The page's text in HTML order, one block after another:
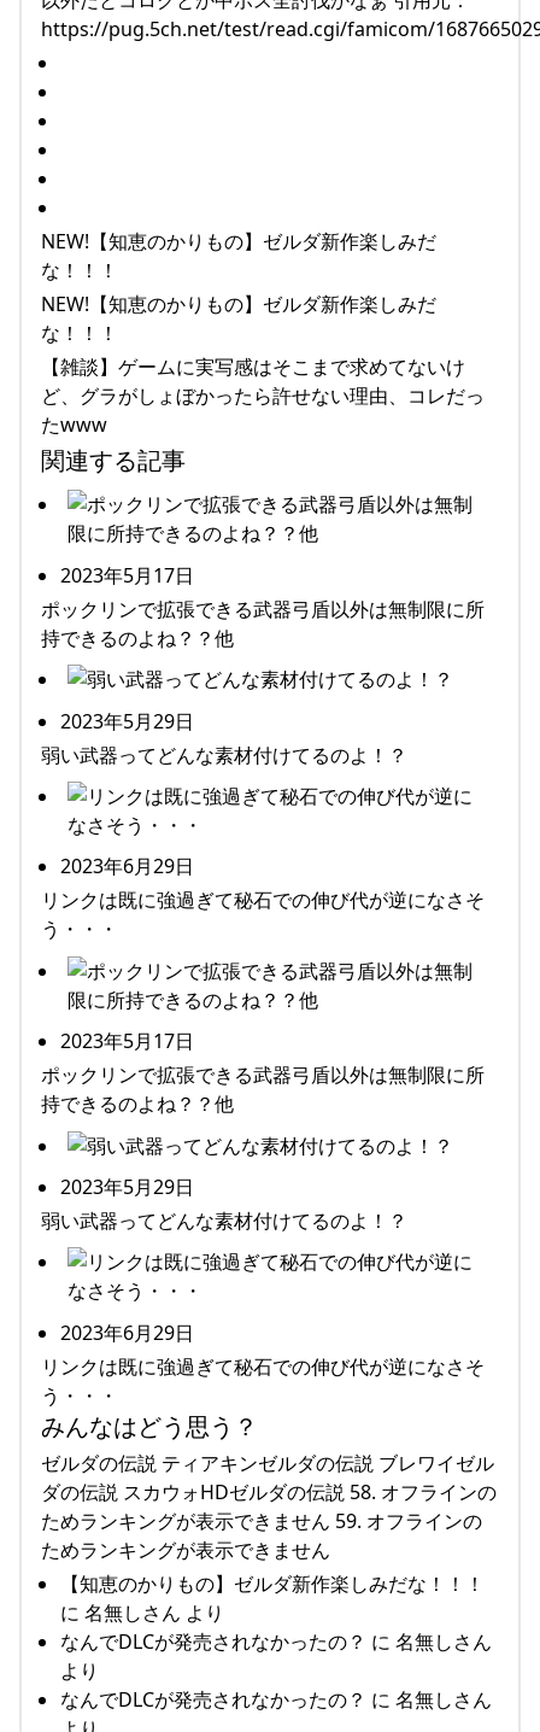
https://pug.5ch.net/test/read.cgi/famicom/
NEW!【知恵のかりもの】ゼルダ新作楽しみだ
な！！！
NEW!【知恵のかりもの】ゼルダ新作楽しみだ
な！！！
【雑談】ゲームに実写感はそこまで求めてないけ
ど、グラがしょぼかったら許せない理由、コレだっ
たwww
関連する記事
2023年5月17日
ポックリンで拡張できる武器弓盾以外は無制限に所
持できるのよね？？他
2023年5月29日
弱い武器ってどんな素材付けてるのよ！？
2023年6月29日
リンクは既に強過ぎて秘石での伸び代が逆になさそ
う・・・
2023年5月17日
ポックリンで拡張できる武器弓盾以外は無制限に所
持できるのよね？？他
2023年5月29日
弱い武器ってどんな素材付けてるのよ！？
2023年6月29日
リンクは既に強過ぎて秘石での伸び代が逆になさそ
う・・・
みんなはどう思う？
ゼルダの伝説 ティアキンゼルダの伝説 ブレワイゼル
ダの伝説 スカウォHDゼルダの伝説 58. オフラインの
ためランキングが表示できません 59. オフラインの
ためランキングが表示できません
【知恵のかりもの】ゼルダ新作楽しみだな！！！
に 名無しさん より
なんでDLCが発売されなかったの？ に 名無しさん
より
なんでDLCが発売されなかったの？ に 名無しさん